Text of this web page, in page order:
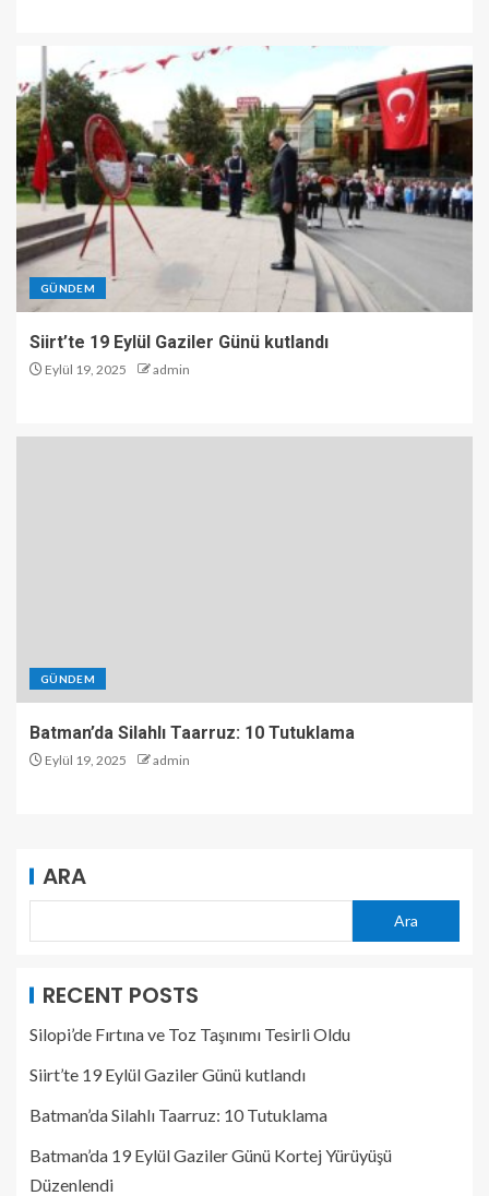
GÜNDEM
Siirt’te 19 Eylül Gaziler Günü kutlandı
Eylül 19, 2025 admin
GÜNDEM
Batman’da Silahlı Taarruz: 10 Tutuklama
Eylül 19, 2025 admin
ARA
Ara
RECENT POSTS
Silopi’de Fırtına ve Toz Taşınımı Tesirli Oldu
Siirt’te 19 Eylül Gaziler Günü kutlandı
Batman’da Silahlı Taarruz: 10 Tutuklama
Batman’da 19 Eylül Gaziler Günü Kortej Yürüyüşü
Düzenlendi